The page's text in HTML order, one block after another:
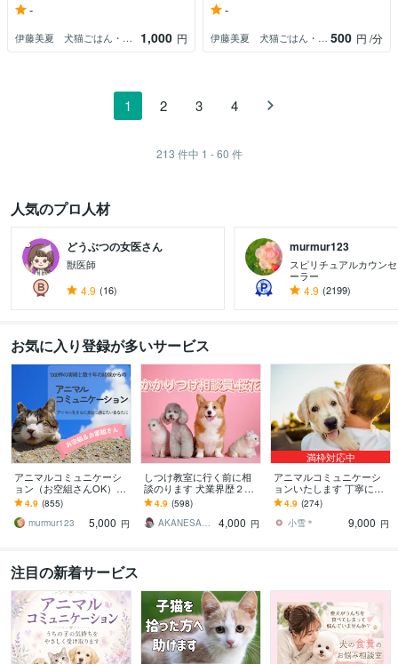
-
伊藤美夏 犬猫ごはん・お悩み相談 1,000 円
-
伊藤美夏 犬猫ごはん・お悩み相談 500 円 /分
1 2 3 4
213 件中 1 - 60 件
人気のプロ人材
どうぶつの女医さん
獣医師
4.9 (16)
murmur123
スピリチュアルカウン
ーラー
4.9 (2199)
お気に入り登録が多いサービス
アニマルコミュニケーシ
ョン（お空組さんOK）し
ます 大切な動物の気持ち
を丁寧に読み取り文章に
整えてお届けします
4.9 (855)
murmur123
5,000 円
しつけ教室に行く前に相
談のります 犬業界歴２８
年(^^)かかりつけ相談員で
す！
4.9 (598)
AKANESAKURABANA
4,000 円
満枠対応中
アニマルコミュニケーシ
ョンいたします 丁寧にや
りとりさせていただきま
す！
4.9 (274)
小雪＊
9,000 円
注目の新着サービス